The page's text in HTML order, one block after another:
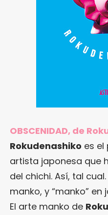
OBSCENIDAD, de
Rokudenashiko es el
artista japonesa que
del chichi. Así, tal
manko, y “manko”
El arte manko de